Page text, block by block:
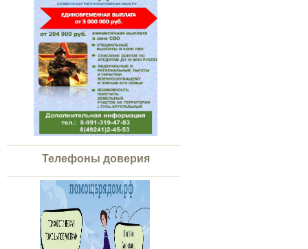
Телефоны доверия